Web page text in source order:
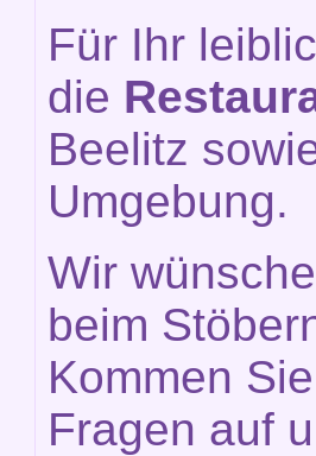
Für Ihr
die
Beelitz
Umgebung.
Wir
beim
Kommen
Fragen auf